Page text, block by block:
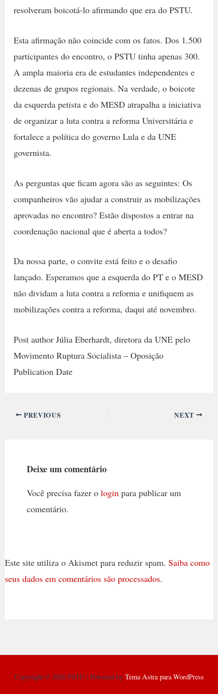
resolveram boicotá-lo afirmando que era do PSTU.
Esta afirmação não coincide com os fatos. Dos 1.500
participantes do encontro, o PSTU tinha apenas 300.
A ampla maioria era de estudantes independentes e
dezenas de grupos regionais. Na verdade, o boicote
da esquerda petista e do MESD atrapalha a iniciativa
de organizar a luta contra a reforma Universitária e
fortalece a política do governo Lula e da UNE
governista.
As perguntas que ficam agora são as seguintes: Os
companheiros vão ajudar a construir as mobilizações
aprovadas no encontro? Estão dispostos a entrar na
coordenação nacional que é aberta a todos?
Da nossa parte, o convite está feito e o desafio
lançado. Esperamos que a esquerda do PT e o MESD
não dividam a luta contra a reforma e unifiquem as
mobilizações contra a reforma, daqui até novembro.
Post author Júlia Eberhardt, diretora da UNE pelo
Movimento Ruptura Socialista – Oposição
Publication Date
PREVIOUS NEXT
Deixe um comentário
Você precisa fazer o loginpara publicar um
comentário.
Este site utiliza o Akismet para reduzir spam. Saiba como
seus dados em comentários são processados.
Copyright © 2026 PSTU | Powered by Tema Astra para WordPress